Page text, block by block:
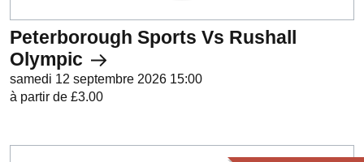
Peterborough Sports Vs Rushall
Olympic
samedi 12 septembre 2026 15:00
à partir de £3.00